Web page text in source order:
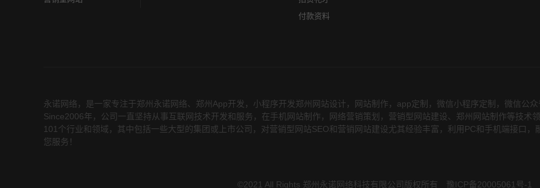
付款资料
永诺网络，是一家专注于郑州永诺网络、 郑州App开发 ，小程序开发郑州网站设计，网站制作，app定制，微信小程序定制，微信公
Since2006年，公司一直坚持从事互联网技术开发和服务，在手机网站制作，网络营销策划，营销型网站建设、郑州网站制作等技术
101个行业和领域，其中包括一些大型的集团或上市公司，对营销型网站SEO和营销网站建设尤其经验丰富，利用PC和手机端接口
您服务！
©2021 All Rights 郑州永诺网络科技有限公司版权所有 豫ICP备20005061号-1